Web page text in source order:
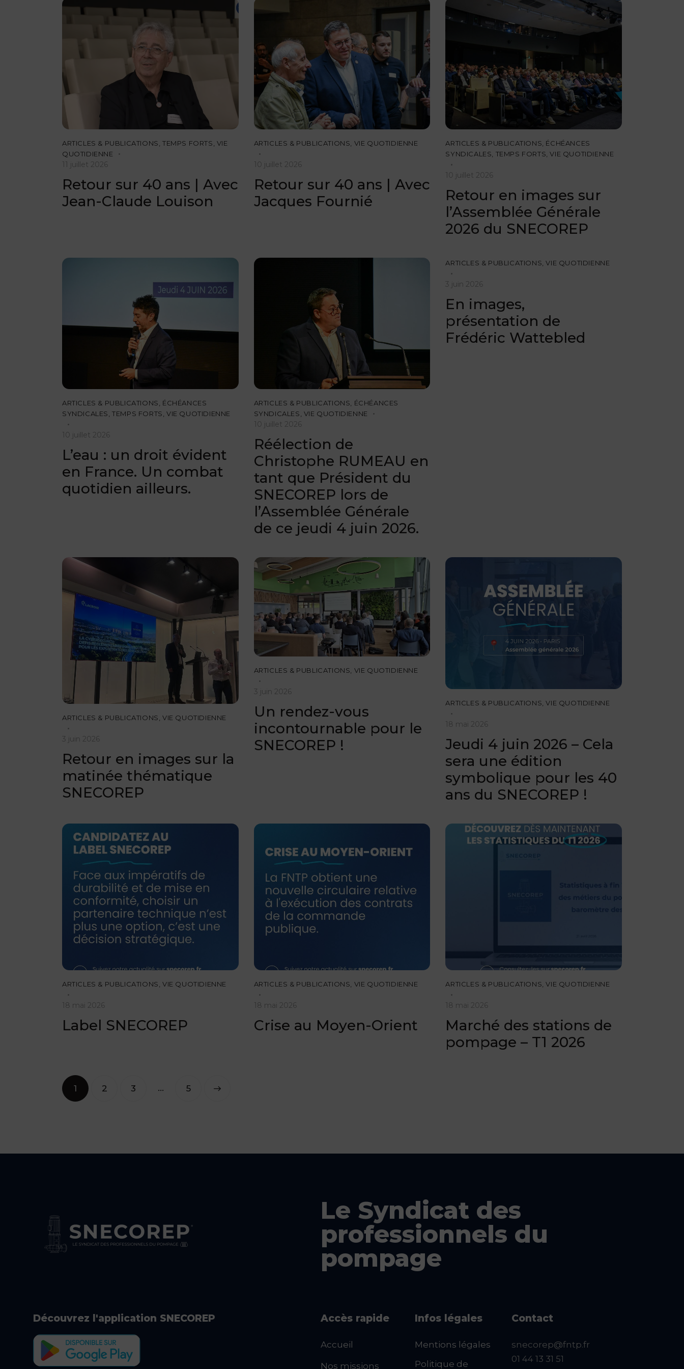
ARTICLES & PUBLICATIONS ,TEMPS FORTS VIE
QUOTIDIENNE
11 juillet 2026
Retour sur 40 ans | Avec
Jean-Claude Louison
ARTICLES & PUBLICATIONS VIE QUOTIDIENNE
10 juillet 2026
Retour sur 40 ans | Avec
Jacques Fournié
ARTICLES & PUBLICATIONS ÉCHÉANCES
SYNDICALES TEMPS FORTS ,VIE QUOTIDIENNE
10 juillet 2026
Retour en images sur
l’Assemblée Générale
2026 du SNECOREP
ARTICLES & PUBLICATIONS, ÉCHÉANCES
SYNDICALES,TEMPS FORTS,VIE QUOTIDIENNE
10 juillet 2026
L’eau : un droit évident
en France. Un combat
quotidien ailleurs.
ARTICLES & PUBLICATIONS, ÉCHÉANCES
SYNDICALES, VIE QUOTIDIENNE
10 juillet 2026
Réélection de
Christophe RUMEAU en
tant que Président du
SNECOREP lors de
l’Assemblée Générale
de ce jeudi 4 juin 2026.
ARTICLES & PUBLICATIONS ,VIE QUOTIDIENNE
3 juin 2026
En images,
présentation de
Frédéric Wattebled
ARTICLES & PUBLICATIONS ,VIE QUOTIDIENNE
3 juin 2026
Retour en images sur la
matinée thématique
SNECOREP
ARTICLES & PUBLICATIONS, VIE QUOTIDIENNE
3 juin 2026
Un rendez-vous
incontournable pour le
SNECOREP !
ARTICLES & PUBLICATIONS ,VIE QUOTIDIENNE
18 mai 2026
Jeudi 4 juin 2026 – Cela
sera une édition
symbolique pour les 40
ans du SNECOREP !
ARTICLES & PUBLICATIONS ,VIE QUOTIDIENNE
18 mai 2026
Label SNECOREP
ARTICLES & PUBLICATIONS VIE QUOTIDIENNE
18 mai 2026
Crise au Moyen-Orient
ARTICLES & PUBLICATIONS ,VIE QUOTIDIENNE
18 mai 2026
Marché des stations de
pompage – T1 2026
1 2 3 … 5
Le Syndicat des
professionnels du
pompage
Découvrez l'application SNECOREP Accès rapide
Accueil
Nos missions
Infos légales
Mentions légales
Politique de
Contact
snecorep@fntp.fr
01 44 13 31 51